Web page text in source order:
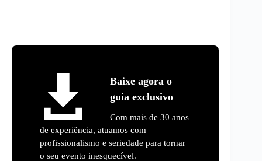
Baixe agora o
guia exclusivo
Com mais de 30 anos
de experiência, atuamos com
profissionalismo e seriedade para tornar
o seu evento inesquecível.